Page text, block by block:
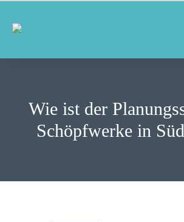
Wie ist der
Schöpfwerke in
UNSERE ARBEIT
AUSSCHÜSSE
AKTUELLES
KONTAKT